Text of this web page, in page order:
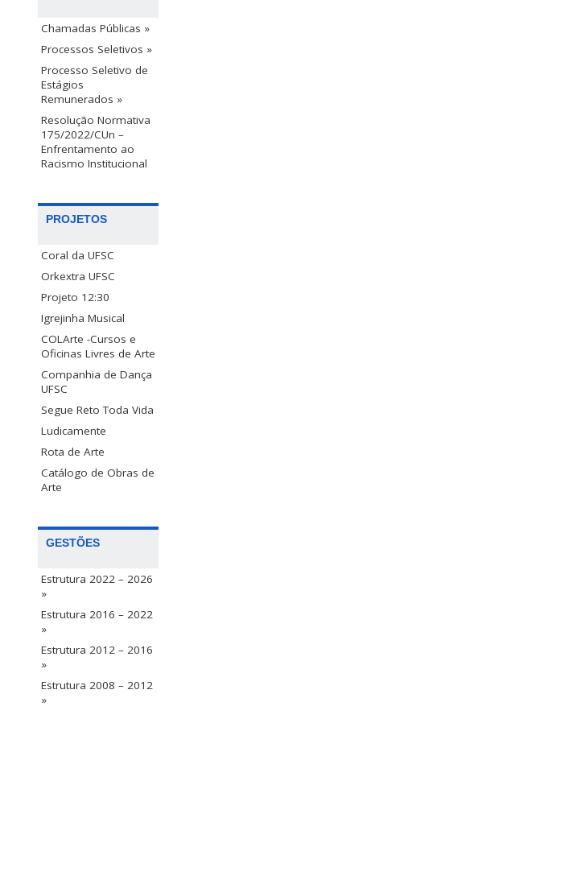
Chamadas Públicas »
Processos Seletivos »
Processo Seletivo de
Estágios
Remunerados »
Resolução Normativa
175/2022/CUn –
Enfrentamento ao
Racismo Institucional
PROJETOS
Coral da UFSC
Orkextra UFSC
Projeto 12:30
Igrejinha Musical
COLArte -Cursos e
Oficinas Livres de Arte
Companhia de Dança
UFSC
Segue Reto Toda Vida
Ludicamente
Rota de Arte
Catálogo de Obras de
Arte
GESTÕES
Estrutura 2022 – 2026
»
Estrutura 2016 – 2022
»
Estrutura 2012 – 2016
»
Estrutura 2008 – 2012
»